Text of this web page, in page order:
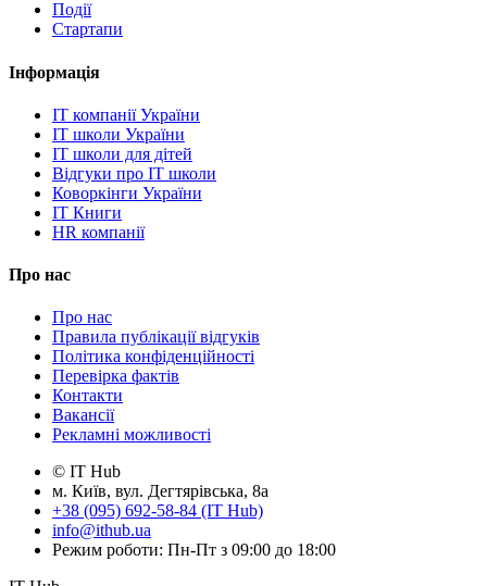
Події
Стартапи
Інформація
IT компанії України
IT школи України
IT школи для дітей
Відгуки про IT школи
Коворкінги України
IT Книги
HR компанії
Про нас
Про нас
Правила публікації відгуків
Політика конфіденційності
Перевірка фактів
Контакти
Вакансії
Рекламні можливості
© IT Hub
м. Київ, вул. Дегтярівська, 8а
+38 (095) 692-58-84 (IT Hub)
info@ithub.ua
Режим роботи: Пн-Пт з 09:00 до 18:00